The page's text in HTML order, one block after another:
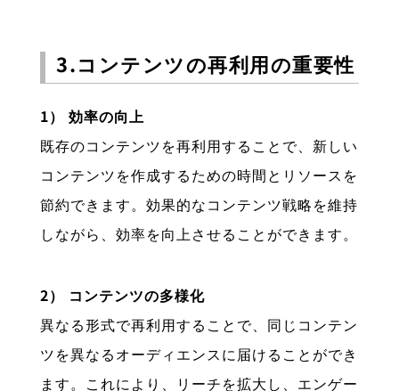
3.コンテンツの再利用の重要性
1） 効率の向上
既存のコンテンツを再利用することで、新しい
コンテンツを作成するための時間とリソースを
節約できます。効果的なコンテンツ戦略を維持
しながら、効率を向上させることができます。
2） コンテンツの多様化
異なる形式で再利用することで、同じコンテン
ツを異なるオーディエンスに届けることができ
ます。これにより、リーチを拡大し、エンゲー